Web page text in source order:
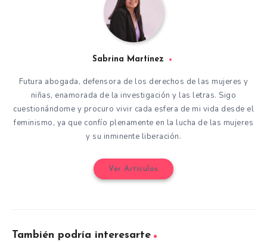
Sabrina Martínez
Futura abogada, defensora de los derechos de las mujeres y
niñas, enamorada de la investigación y las letras. Sigo
cuestionándome y procuro vivir cada esfera de mi vida desde el
feminismo, ya que confío plenamente en la lucha de las mujeres
y su inminente liberación.
Ver Artículos
También podría interesarte